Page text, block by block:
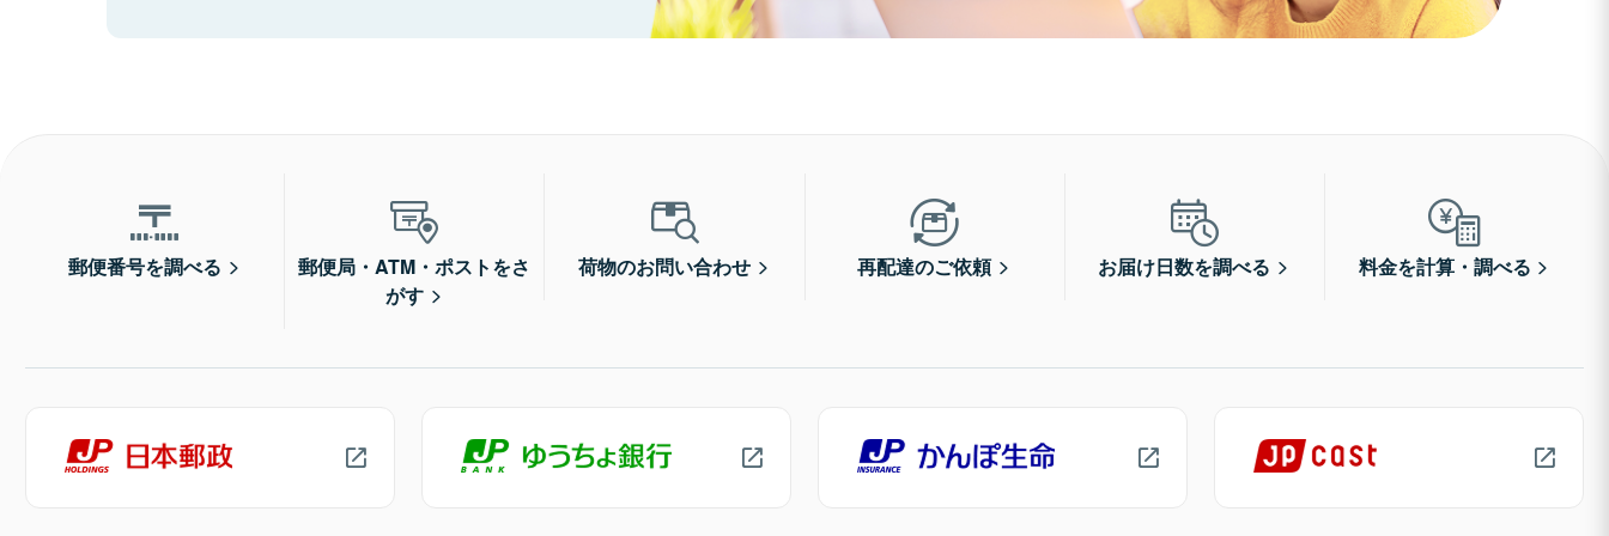
郵便番号を調べる
郵便局・ATM・ポストをさ
がす
荷物のお問い合わせ 再配達のご依頼 お届け日数を調べる 料金を計算・調べる